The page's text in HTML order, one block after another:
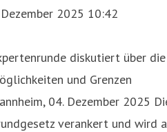
2025 10:42
diskutiert über
und Grenzen
04. Dezember 2025
verankert und wird